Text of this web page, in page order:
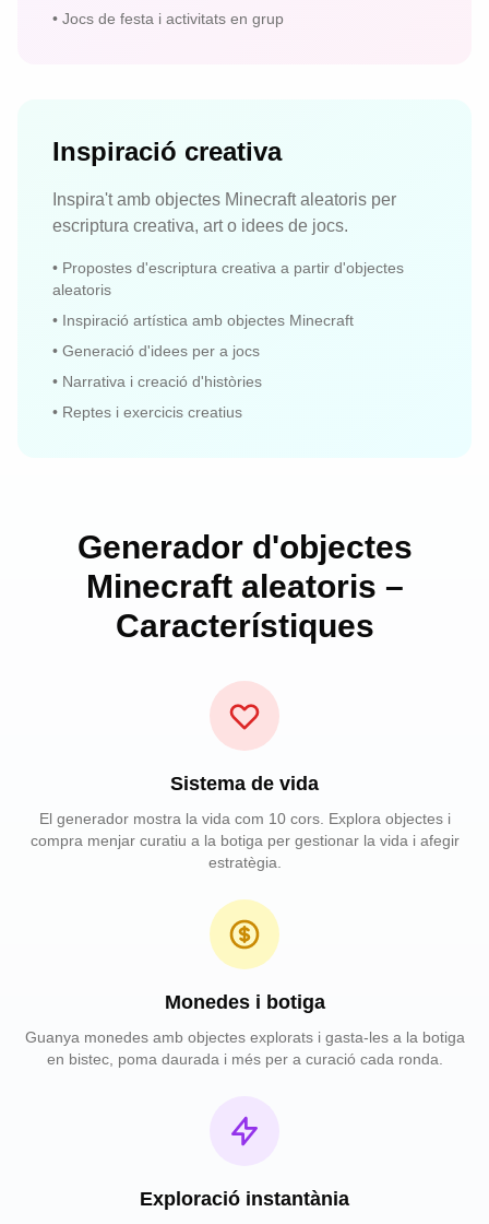
• Jocs de festa i activitats en grup
Inspiració creativa
Inspira't amb objectes Minecraft aleatoris per
escriptura creativa, art o idees de jocs.
• Propostes d'escriptura creativa a partir d'objectes
aleatoris
• Inspiració artística amb objectes Minecraft
• Generació d'idees per a jocs
• Narrativa i creació d'històries
• Reptes i exercicis creatius
Generador d'objectes
Minecraft aleatoris –
Característiques
Sistema de vida
El generador mostra la vida com 10 cors. Explora objectes i
compra menjar curatiu a la botiga per gestionar la vida i afegir
estratègia.
Monedes i botiga
Guanya monedes amb objectes explorats i gasta-les a la botiga
en bistec, poma daurada i més per a curació cada ronda.
Exploració instantània